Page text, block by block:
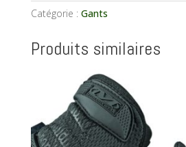
Catégorie : Gants
Produits similaires